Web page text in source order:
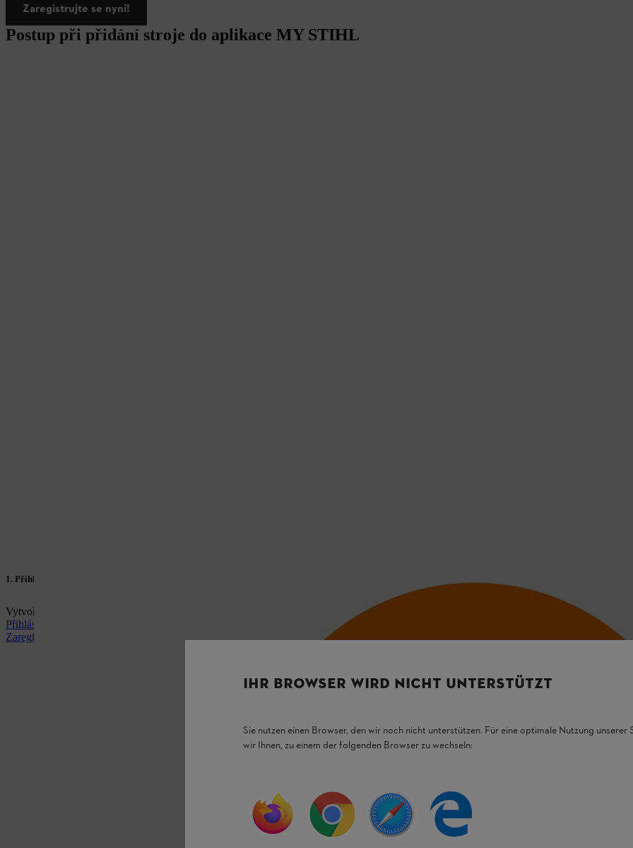
Zaregistrujte se nyní!
Postup při přidání stroje do aplikace MY STIHL
1. Přihlášení / Registrace v MY STIHL
Vytvořte si v několika krocích účet
(STIHL ID) v několika krocích. Pokud již máte existující účet (např. z MY iMOW), stačí se
Přihlásit se
Zaregistrovat se
IHR BROWSER WIRD NICHT UNTERSTÜTZT
Sie nutzen einen Browser, den wir noch nicht unterstützen. Für eine optimale Nutzung unserer
wir Ihnen, zu einem der folgenden Browser zu wechseln: